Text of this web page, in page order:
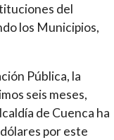
del
los Municipios,
Pública, la
seis meses,
de Cuenca ha
por este